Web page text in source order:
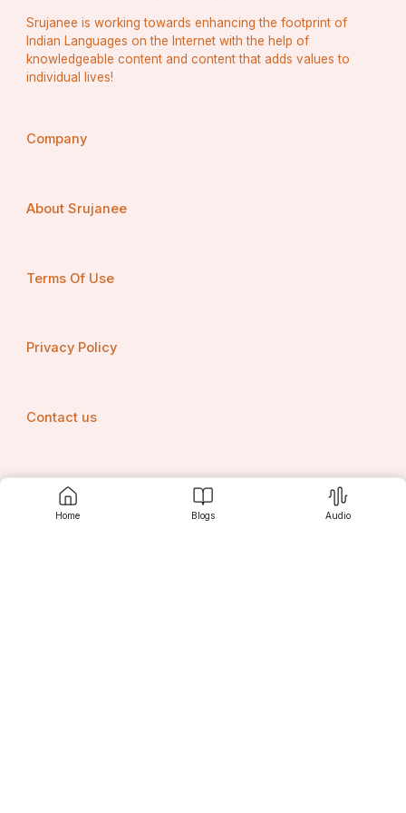
Home Blogs Audio
Srujanee is working towards enhancing the footprint of
Indian Languages on the Internet with the help of
knowledgeable content and content that adds values to
individual lives!
Company
About Srujanee
Terms Of Use
Privacy Policy
Contact us
Srujanee